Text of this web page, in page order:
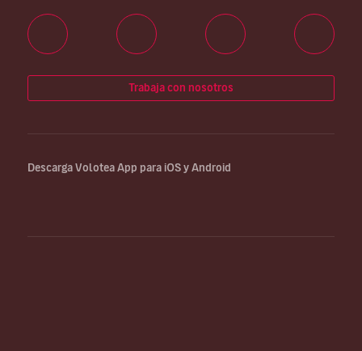
Trabaja con nosotros
Descarga Volotea App para iOS y Android